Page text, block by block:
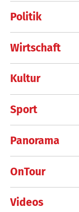
Politik
Wirtschaft
Kultur
Sport
Panorama
OnTour
Videos